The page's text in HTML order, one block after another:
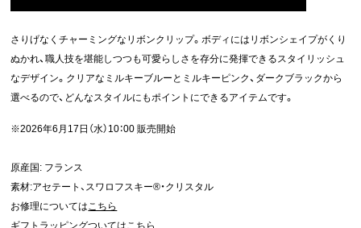
さりげなくチャーミングなリボンクリップ。ボディにはリボンシェイプがくり
ぬかれ、職人技を堪能しつつも可愛らしさを存分に発揮できるスタイリッシュ
なデザイン。クリアなミルキーブルーとミルキーピンク、ダークブラックから
選べるので、どんなスタイルにもポイントにできるアイテムです。
※2026年6月17日（水）10：00 販売開始
原産国: フランス
素材:アセテート、スワロフスキー®・クリスタル
お修理についてはこちら
ギフトラッピングついてはこちら